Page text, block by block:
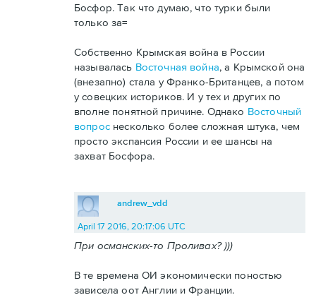
Босфор. Так что думаю, что турки были
только за=
Собственно Крымская война в России
называлась Восточная война, а Крымской она
(внезапно) стала у Франко-Британцев, а потом
у совецких историков. И у тех и других по
вполне понятной причине. Однако Восточный
вопроснесколько более сложная штука, чем
просто экспансия России и ее шансы на
захват Босфора.
andrew_vdd
April 17 2016, 20:17:06 UTC
При османских-то Проливах? )))
В те времена ОИ экономически поностью
зависела оот Англии и Франции.